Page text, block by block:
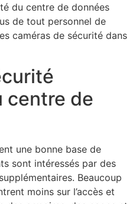
du centre de données
de tout personnel de
caméras de sécurité dans
centre de
une bonne base de
sont intéressés par des
Beaucoup
moins sur l’accès et